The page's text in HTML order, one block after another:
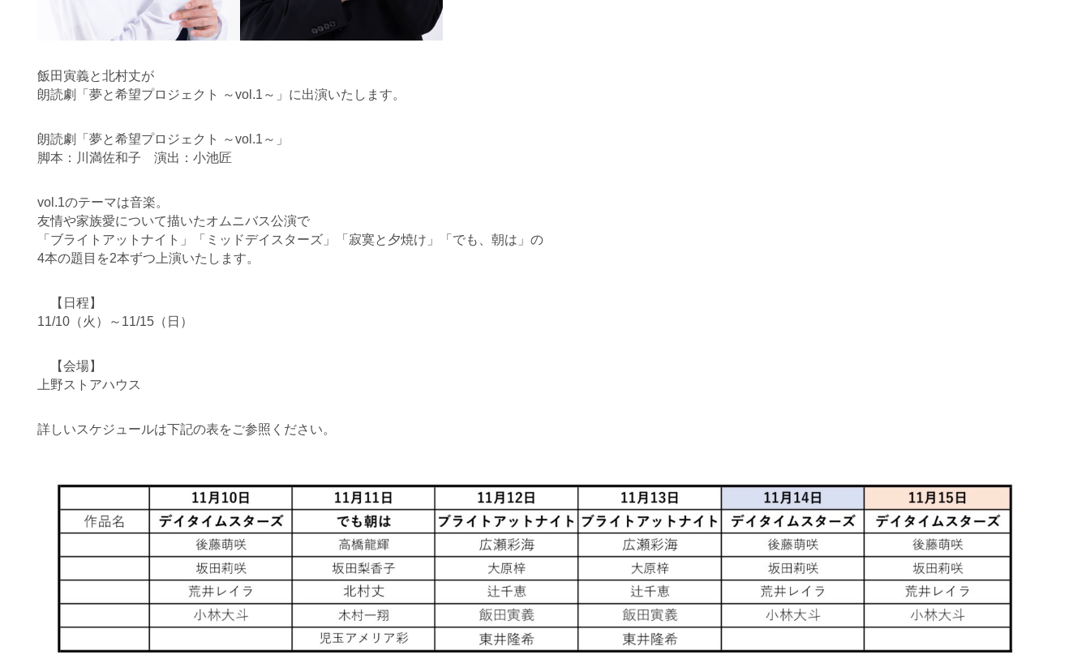
飯田寅義と北村丈が
朗読劇「夢と希望プロジェクト ～vol.1～」に出演いたします。
朗読劇「夢と希望プロジェクト ～vol.1～」
脚本：川満佐和子 演出：小池匠
vol.1のテーマは音楽。
友情や家族愛について描いたオムニバス公演で
「ブライトアットナイト」「ミッドデイスターズ」「寂寞と夕焼け」「でも、朝は」の
4本の題目を2本ずつ上演いたします。
【日程】
11/10（火）～11/15（日）
【会場】
上野ストアハウス
詳しいスケジュールは下記の表をご参照ください。